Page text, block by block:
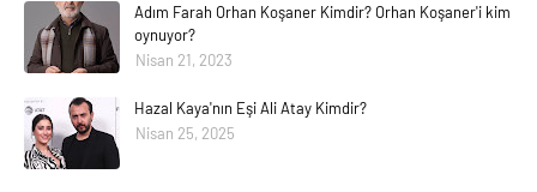
Adım Farah Orhan Koşaner Kimdir? Orhan Koşaner'i kim
oynuyor?
Nisan 21, 2023
Hazal Kaya'nın Eşi Ali Atay Kimdir?
Nisan 25, 2025